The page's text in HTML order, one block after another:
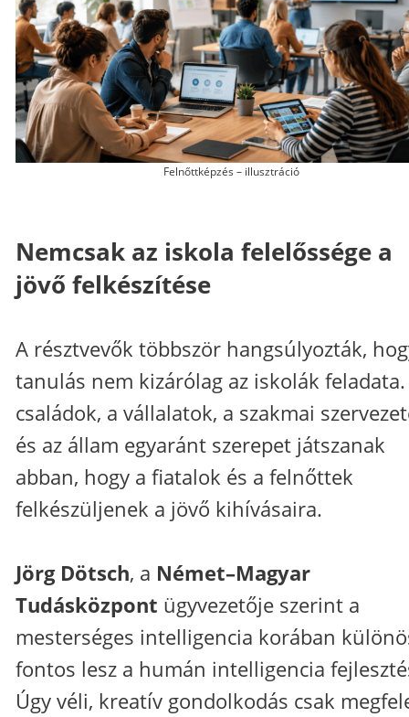
Felnőttképzés – illusztráció
Nemcsak az iskola felelőssége a
jövő felkészítése
A résztvevők többször hangsúlyozták,
tanulás nem kizárólag az iskolák feladata.
családok, a vállalatok, a szakmai
és az állam egyaránt szerepet játszanak
abban, hogy a fiatalok és a felnőttek
felkészüljenek a jövő kihívásaira.
Jörg Dötsch, a Német–Magyar
Tudásközpont ügyvezetője szerint a
mesterséges intelligencia korában
fontos lesz a humán intelligencia
Úgy véli, kreatív gondolkodás csak